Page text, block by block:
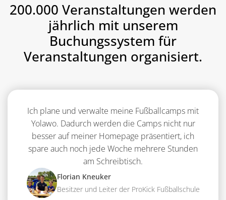
200.000 Veranstaltungen werden
jährlich mit unserem
Buchungssystem für
Veranstaltungen organisiert.
Ich plane und verwalte meine Fußballcamps mit
Yolawo. Dadurch werden die Camps nicht nur
besser auf meiner Homepage präsentiert, ich
spare auch noch jede Woche mehrere Stunden
am Schreibtisch.
Florian Kneuker
Besitzer und Leiter der ProKick Fußballschule